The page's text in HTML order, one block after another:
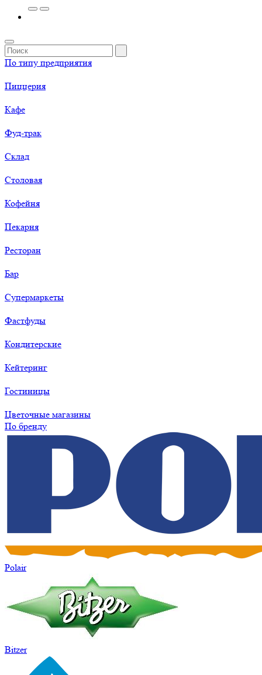
По типу предприятия
Пиццерия
Кафе
Фуд-трак
Склад
Столовая
Кофейня
Пекарня
Ресторан
Бар
Супермаркеты
Фастфуды
Кондитерские
Кейтеринг
Гостиницы
Цветочные магазины
По бренду
Polair
Bitzer